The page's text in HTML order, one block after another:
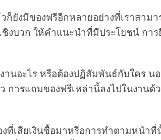
ก็ยังมีของฟรีอีกหลายอย่างที่เราสาม
งบวก ให้คำแนะนำที่มีประโยชน์ การ
านอะไร หรือต้องปฏิสัมพันธ์กับใคร
การแถมของฟรีเหล่านี้ลงไปในงาน
งที่เสียเงินซื้อมาหรือการทำตามหน้า